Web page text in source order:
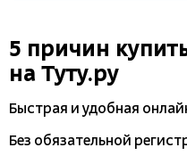
5 причин
на Туту.ру
Быстрая и удобная
Без обязательной